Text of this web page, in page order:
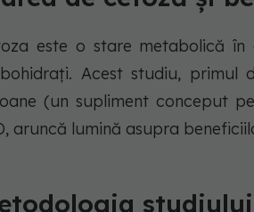
este o stare metabolică
Acest studiu, primul
(un supliment conceput
aruncă lumină asupra
studiului